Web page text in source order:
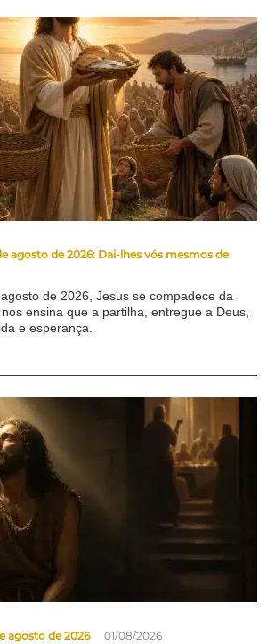
agosto de 2026: Dai-lhes vós mesmos de
de 2026, Jesus se compadece da
ensina que a partilha, entregue a Deus,
e esperança.
agosto de 2026 01/08/2026